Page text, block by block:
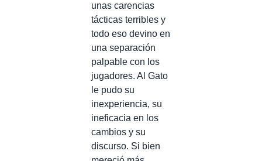
unas carencias
tácticas terribles y
todo eso devino en
una separación
palpable con los
jugadores. Al Gato
le pudo su
inexperiencia, su
ineficacia en los
cambios y su
discurso. Si bien